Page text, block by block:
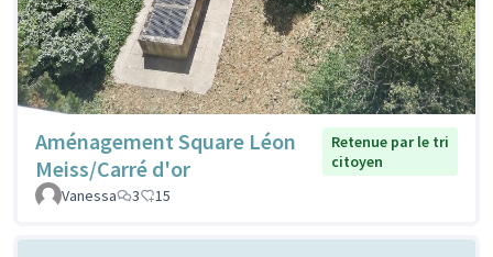
Aménagement Square Léon
Meiss/Carré d'or
Retenue par le tri
citoyen
Vanessa
3 15